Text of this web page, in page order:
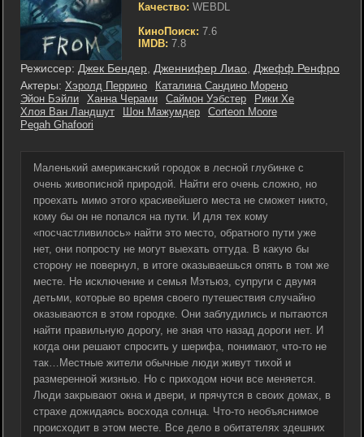
Качество: WEBDL
КиноПоиск: 7.6
IMDB: 7.8
Режиссер: Джек Бендер Дженнифер Лиао Джефф Ренфро
Актеры: Хэролд Перрино
Каталина Сандино Морено
Эйон Бэйли
Ханна Черами Саймон Уэбстер
Рики Хе
Хлоя Ван Ландшут
Шон Мажумдер
Corteon Moore
Pegah Ghafoori
Маленький американский городок в лесной глубинке с
очень живописной природой. Найти его очень сложно, но
проехать мимо этого красивейшего места не сможет никто,
кому бы он не попался на пути. И для тех кому
«посчастливилось» найти это место, обратного пути уже
нет, они попросту не могут выехать оттуда. В какую бы
сторону не повернул, в итоге оказываешься опять в том же
месте. Не исключение и семья Мэтьюз, супруги с двумя
детьми, которые во время своего путешествия случайно
оказываются в этом городке. Они заблудились и пытаются
найти правильную дорогу, не зная что назад дороги нет. И
когда они решают спросить у шерифа, понимают, что-то не
так…Местные жители обычные люди живут тихой и
размеренной жизнью. Но с приходом ночи все меняется.
Люди закрывают окна и двери, и прячутся в своих домах, в
страхе дожидаясь восхода солнца. Что-то необъяснимое
происходит в этом месте. Все дело в обитателях здешних